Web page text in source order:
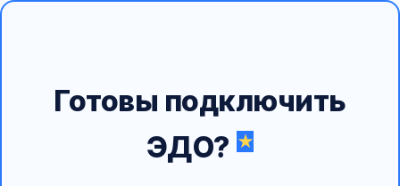
Готовы подключить
ЭДО?